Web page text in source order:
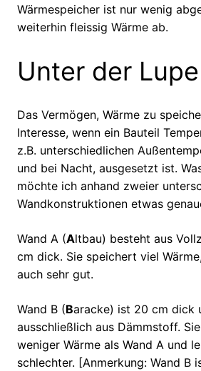
Wärmespeicher ist nur wenig
weiterhin fleissig Wärme ab.
Unter der Lupe
Das Vermögen, Wärme zu
Interesse, wenn ein Bauteil
z.B. unterschiedlichen
und bei Nacht, ausgesetzt ist.
möchte ich anhand zweier
Wandkonstruktionen etwas
Wand A (Altbau) besteht aus
cm dick. Sie speichert viel
auch sehr gut.
Wand B (Baracke) ist 20 cm dick
ausschließlich aus Dämmstoff.
weniger Wärme als Wand A und
schlechter. [Anmerkung: Wand B